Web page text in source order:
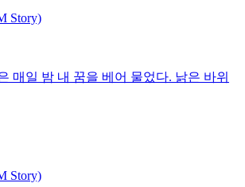
Story)
매일 밤 내 꿈을 베어 물었다. 낡은 바위
Story)